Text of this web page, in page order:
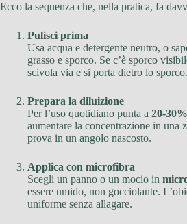
Ecco la sequenza che, nella pratica, fa
Pulisci prima
Usa acqua e detergente neutro, o
grasso e sporco. Se c’è sporco
scivola via e si porta dietro lo sporco.
Prepara la diluizione
Per l’uso quotidiano punta a 20-30%
aumentare la concentrazione in una
prova in un angolo nascosto.
Applica con microfibra
Scegli un panno o un mocio in
essere umido, non gocciolante.
uniforme senza allagare.